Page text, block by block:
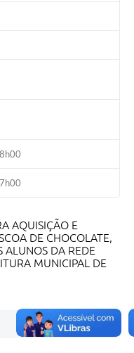
AQUISIÇÃO E
DE CHOCOLATE,
ALUNOS DA REDE
MUNICIPAL DE